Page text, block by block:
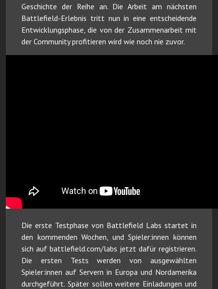
Geschichte der Reihe an. Die Arbeit am nächsten
Battlefield-Erlebnis tritt nun in eine entscheidende
Entwicklungsphase, die von der Zusammenarbeit mit
der Community profitieren wird wie noch nie zuvor.
Die erste Testphase von Battlefield Labs startet in
den kommenden Wochen, und Spieler:innen können
sich auf battlefield.com/labs jetzt dafür registrieren.
Die ersten Tests werden von ausgewählten
Spieler:innen auf Servern in Europa und Nordamerika
durchgeführt. Später sollen weitere Einladungen und